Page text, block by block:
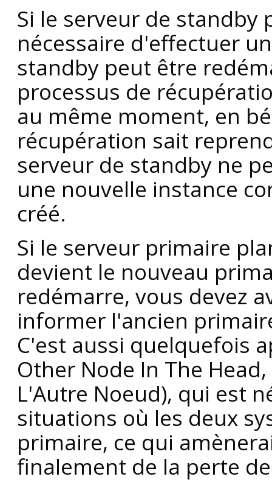
Si le serveur de standby
nécessaire d'effectuer
standby peut être
processus de
au même moment, en
récupération sait
serveur de standby ne
une nouvelle instance
créé.
Si le serveur primaire
devient le nouveau
redémarre, vous devez
informer l'ancien
C'est aussi quelquefois
Other Node In The
L'Autre Noeud), qui est
situations où les deux
primaire, ce qui
finalement de la perte